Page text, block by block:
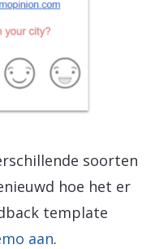
soorten
hoe het er
template
aan.